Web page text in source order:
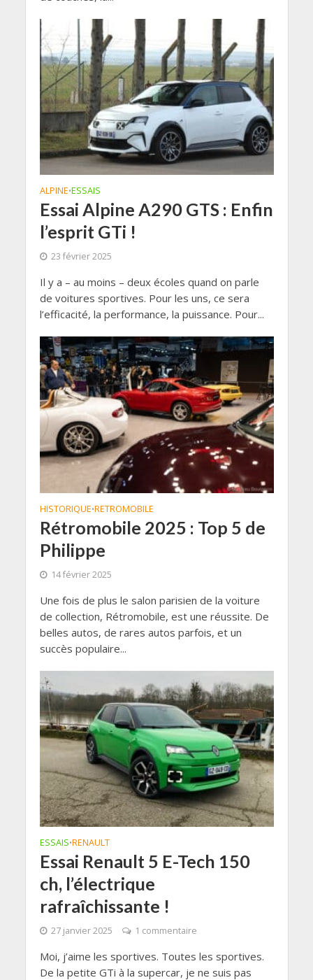
ALPINE•ESSAIS
Essai Alpine A290 GTS : Enfin
l’esprit GTi !
23 février 2025
Il y a – au moins – deux écoles quand on parle
de voitures sportives. Pour les uns, ce sera
l’efficacité, la performance, la puissance. Pour...
HISTORIQUE•RETROMOBILE
Rétromobile 2025 : Top 5 de
Philippe
14 février 2025
Une fois de plus le salon parisien de la voiture
de collection, Rétromobile, est une réussite. De
belles autos, de rares autos parfois, et un
succès populaire...
ESSAIS•RENAULT
Essai Renault 5 E-Tech 150
ch, l’électrique
rafraîchissante !
27 janvier 2025 1 commentaire
Moi, j’aime les sportives. Toutes les sportives.
De la petite GTi à la supercar, je ne suis pas